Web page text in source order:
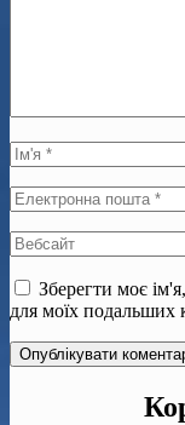
Зберегти моє
для моїх подальших